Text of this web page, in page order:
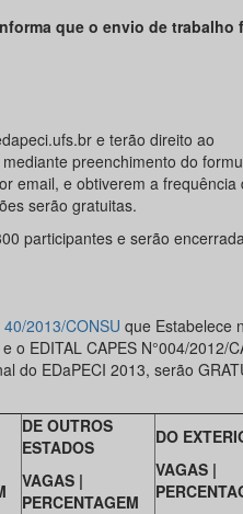
que o envio de trabalho
e terão direito ao
preenchimento do
email, e obtiverem a frequência
serão gratuitas.
participantes e serão
40/2013/CONSU que Estabelece
o EDITAL CAPES N°004/2012/
do EDaPECI 2013, serão
DE OUTROS
ESTADOS
VAGAS |
PERCENTAGEM
DO
VAGAS |